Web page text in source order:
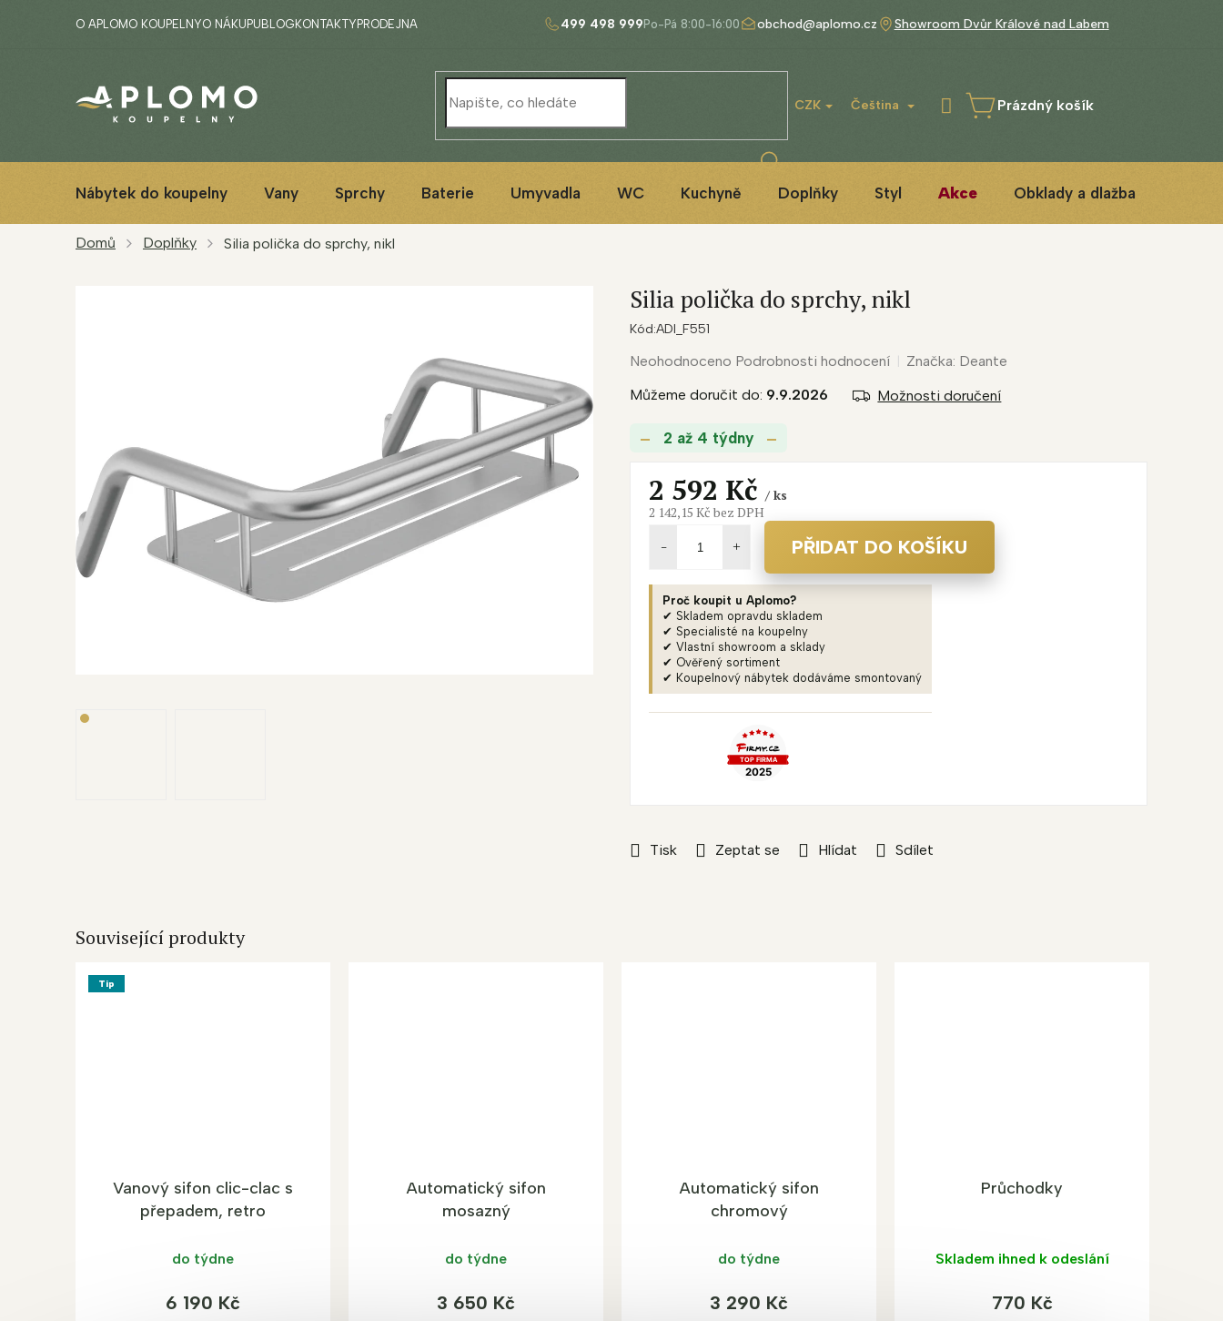
499 498 999 obchod@aplomo.cz Showroom Dvůr Králové nad Labem
O APLOMO KOUPELNYO NÁKUPU BLOG KONTAKTY PRODEJNA
CZK Čeština
NÁKUPNÍ
Prázdný košík
Nábytek do koupelny Vany Sprchy Baterie Umyvadla WC Kuchyně Doplňky Styl Akce Obklady a dlažba
Domů Doplňky Silia polička do sprchy, nikl
2 až 4 týdny
Můžeme doručit do: 9.9.2026 Možnosti doručení
Tisk Zeptat se Hlídat Sdílet
Silia polička do sprchy, nikl
Kód:ADI_F551
Průměrné
produktu
0,0
hvězdiček.
Neohodnoceno Podrobnosti hodnocení Značka: Deante
2 592 Kč/ ks
2 142,15 Kč bez DPH
PŘIDAT DO KOŠÍKU
Proč koupit u Aplomo?
✔ Skladem opravdu skladem
✔ Specialisté na koupelny
✔ Vlastní showroom a sklady
✔ Ověřený sortiment
✔ Koupelnový nábytek dodáváme smontovaný
Související produkty
Tip
Vanový sifon clic-clac s
přepadem, retro
do týdne
6 190 Kč
Automatický sifon
mosazný
do týdne
3 650 Kč
Automatický sifon
chromový
do týdne
3 290 Kč
Průchodky
Skladem ihned k odeslání
770 Kč